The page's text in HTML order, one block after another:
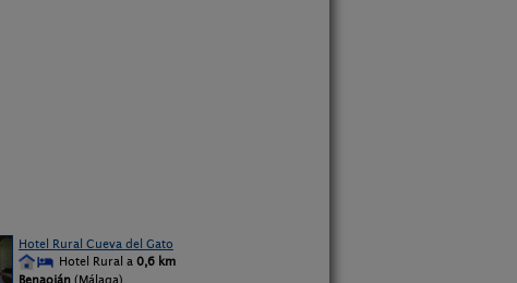
Hotel Rural Cueva del Gato
Hotel Rural a 0,6 km
Benaoján (Málaga)